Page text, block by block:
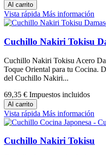
Al carrito
Vista rápida Más información
Cuchillo Nakiri Tokisu
Cuchillo Nakiri Tokisu Acero
Toque Oriental para tu Cocina.
del Cuchillo Nakiri...
69,35 € Impuestos incluidos
Al carrito
Vista rápida Más información
Cuchillo Nakiri Tokisu